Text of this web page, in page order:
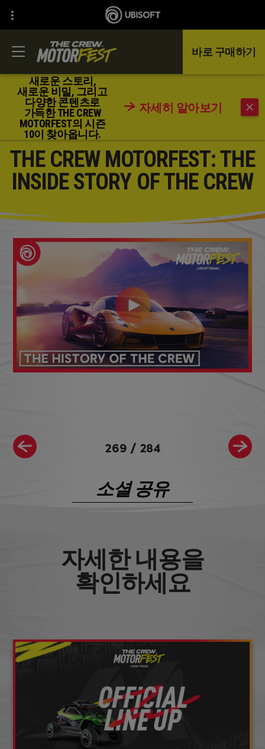
새로운 스토리,
새로운 비밀, 그리고
다양한 콘텐츠로
가득한 THE CREW
MOTORFEST의 시즌
10이 찾아옵니다.
자세히 알아보기
바로 구매하기
269 / 284
돌아가기
THE CREW MOTORFEST: THE
INSIDE STORY OF THE CREW
소셜 공유
자세한 내용을
확인하세요